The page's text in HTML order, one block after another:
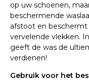
op uw schoenen,
beschermende
afstoot en
vervelende vlekken.
geeft de was de
verdienen!
Gebruik voor het